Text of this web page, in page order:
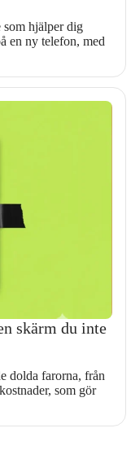
som hjälper dig
en ny telefon, med
skärm du inte
dolda farorna, från
som gör